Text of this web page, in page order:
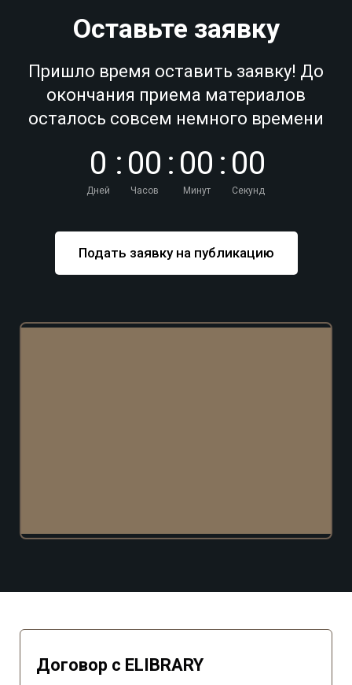
Оставьте заявку
Пришло время оставить заявку! До
окончания приема материалов
осталось совсем немного времени
0
Дней
: 00
Часов
: 00
Минут
: 00
Секунд
Подать заявку на публикацию
Договор с ELIBRARY